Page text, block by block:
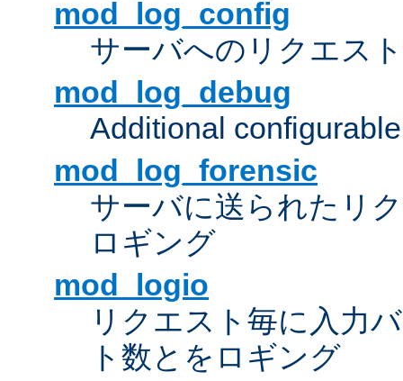
mod_log_config
サーバへのリクエス
mod_log_debug
Additional
mod_log_forensic
サーバに送られたリ
ロギング
mod_logio
リクエスト毎に入力
ト数とをロギング